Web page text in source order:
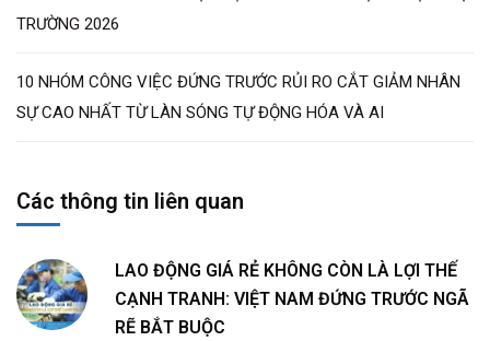
BẤT ĐỘNG SẢN
Bài viết mới